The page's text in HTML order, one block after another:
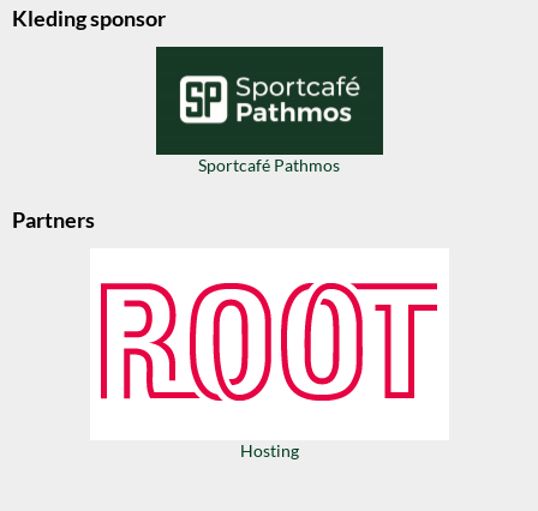
Kleding sponsor
Sportcafé Pathmos
Partners
Hosting